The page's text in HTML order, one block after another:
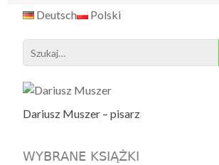
Deutsch Polski
Dariusz Muszer – pisarz
WYBRANE KSIĄŻKI